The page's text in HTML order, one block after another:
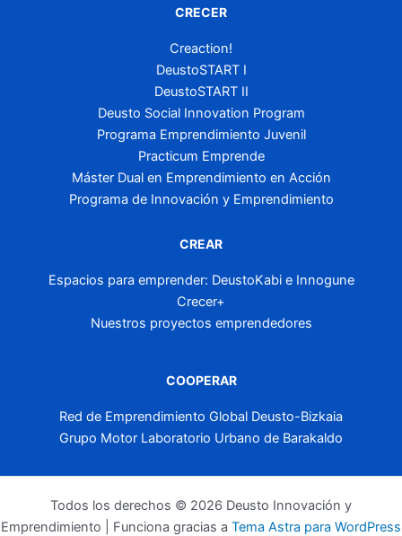
CRECER
Creaction!
DeustoSTART I
DeustoSTART II
Deusto Social Innovation Program
Programa Emprendimiento Juvenil
Practicum Emprende
Máster Dual en Emprendimiento en Acción
Programa de Innovación y Emprendimiento
CREAR
Espacios para emprender: DeustoKabi e Innogune
Crecer+
Nuestros proyectos emprendedores
COOPERAR
Red de Emprendimiento Global Deusto-Bizkaia
Grupo Motor Laboratorio Urbano de Barakaldo
Todos los derechos © 2026 Deusto Innovación y
Emprendimiento | Funciona gracias a Tema Astra para WordPress